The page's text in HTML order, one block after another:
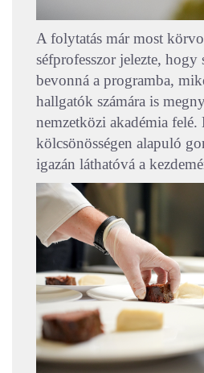
A folytatás már most
séfprofesszor jelezte, hogy
bevonná a programba,
hallgatók számára is
nemzetközi akadémia felé.
kölcsönösségen alapuló
igazán láthatóvá a